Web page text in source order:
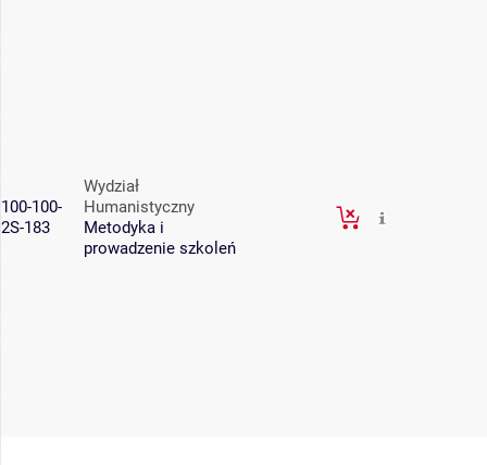
100-100-
2S-183
Wydział
Humanistyczny
Metodyka i
prowadzenie szkoleń